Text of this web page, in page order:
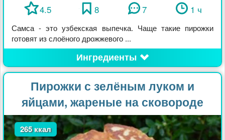
4.5 8 7 1 ч
Самса - это узбекская выпечка. Чаще такие пирожки
готовят из слоёного дрожжевого ...
Ингредиенты
Пирожки с зелёным луком и
яйцами, жареные на сковороде
265 ккал